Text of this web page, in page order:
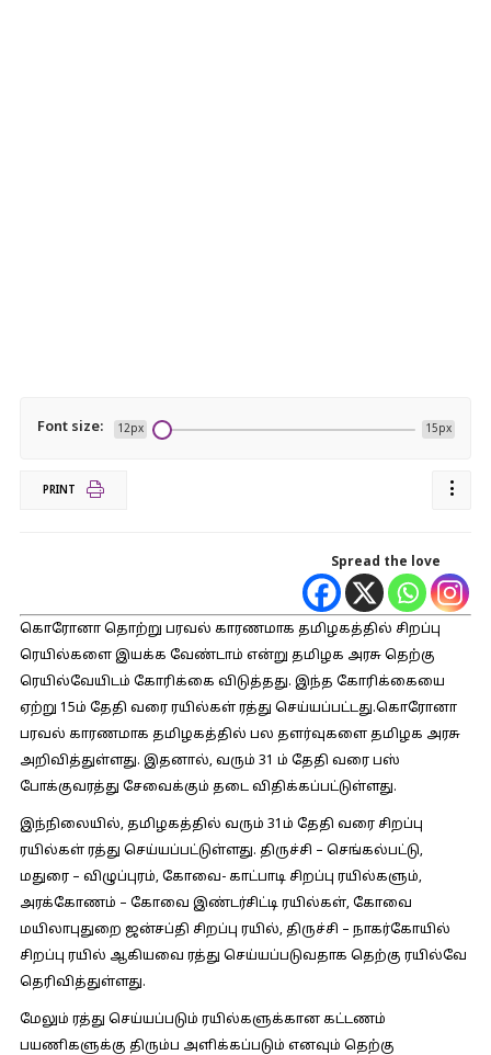
Font size: 12px 15px
PRINT
Spread the love
கொரோனா தொற்று பரவல் காரணமாக தமிழகத்தில் சிறப்பு
ரெயில்களை இயக்க வேண்டாம் என்று தமிழக அரசு தெற்கு
ரெயில்வேயிடம் கோரிக்கை விடுத்தது. இந்த கோரிக்கையை
ஏற்று 15ம் தேதி வரை ரயில்கள் ரத்து செய்யப்பட்டது.கொரோனா
பரவல் காரணமாக தமிழகத்தில் பல தளர்வுகளை தமிழக அரசு
அறிவித்துள்ளது. இதனால், வரும் 31 ம் தேதி வரை பஸ்
போக்குவரத்து சேவைக்கும் தடை விதிக்கப்பட்டுள்ளது.
இந்நிலையில், தமிழகத்தில் வரும் 31ம் தேதி வரை சிறப்பு
ரயில்கள் ரத்து செய்யப்பட்டுள்ளது. திருச்சி – செங்கல்பட்டு,
மதுரை – விழுப்புரம், கோவை- காட்பாடி சிறப்பு ரயில்களும்,
அரக்கோணம் – கோவை இண்டர்சிட்டி ரயில்கள், கோவை
மயிலாபுதுறை ஜன்சப்தி சிறப்பு ரயில், திருச்சி – நாகர்கோயில்
சிறப்பு ரயில் ஆகியவை ரத்து செய்யப்படுவதாக தெற்கு ரயில்வே
தெரிவித்துள்ளது.
மேலும் ரத்து செய்யப்படும் ரயில்களுக்கான கட்டணம்
பயணிகளுக்கு திரும்ப அளிக்கப்படும் எனவும் தெற்கு